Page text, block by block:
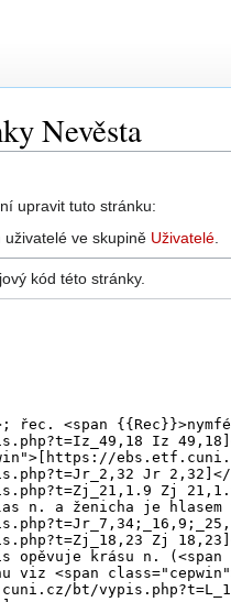
Nevěsta
upravit tuto stránku:
ve skupině Uživatelé
kód této stránky.